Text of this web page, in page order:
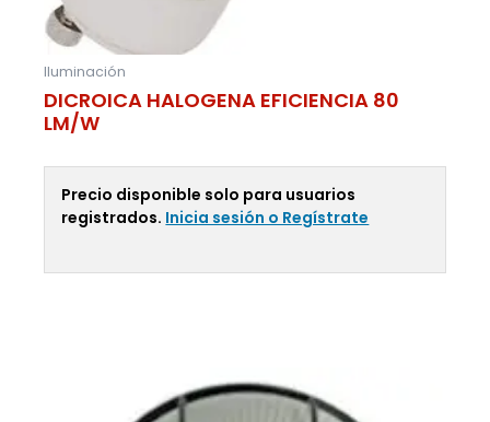
Iluminación
DICROICA HALOGENA EFICIENCIA 80
LM/W
Precio disponible solo para usuarios
registrados. Inicia sesión o Regístrate